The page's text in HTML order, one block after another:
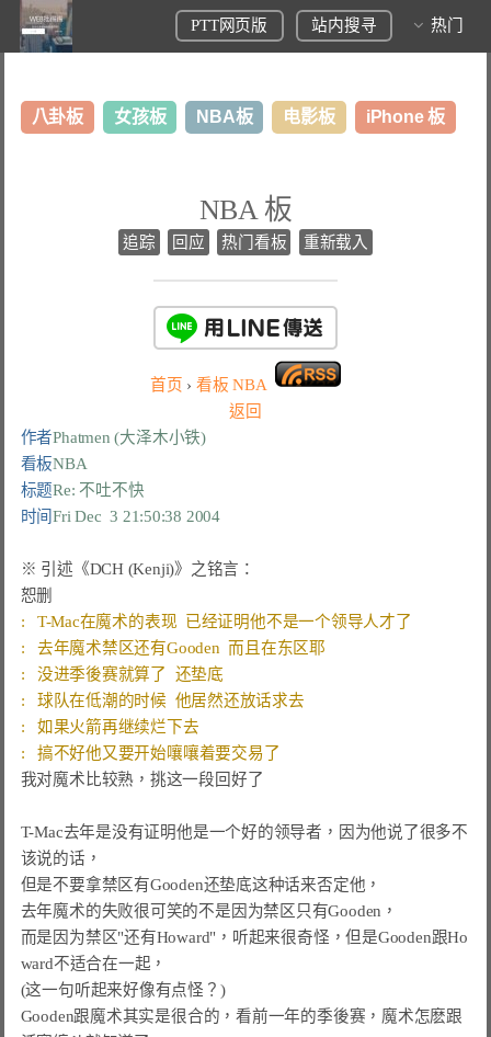
PTT网页版 站内搜寻 热门
八卦板 女孩板 NBA板 电影板 iPhone 板
NBA 板
追踪 回应 热门看板 重新载入
首页 › 看板NBA
返回
作者Phatmen (大泽木小铁)
看板NBA
标题Re: 不吐不快
时间Fri Dec  3 21:50:38 2004
我对魔术比较熟，挑这一段回好了
T-Mac去年是没有证明他是一个好的领导者，因为他说了很多不
该说的话，
但是不要拿禁区有Gooden还垫底这种话来否定他，
去年魔术的失败很可笑的不是因为禁区只有Gooden，
而是因为禁区"还有Howard"，听起来很奇怪，但是Gooden跟Ho
ward不适合在一起，
(这一句听起来好像有点怪？)
Gooden跟魔术其实是很合的，看前一年的季後赛，魔术怎麽跟